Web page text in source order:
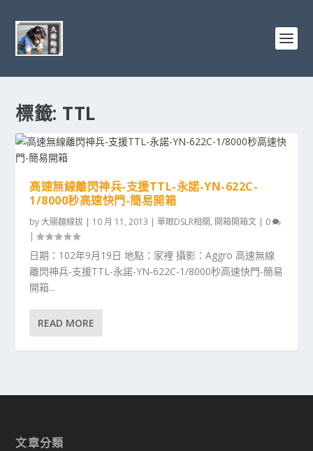
標籤: TTL
高速無線離閃神兵-支援TTL-永諾-YN-622C-
1/8000秒高速快門-簡易開箱
by大腸麵線拔 | 10 月 11, 2013 |單眼DSLR相關, 開箱開箱文 | 0
|
日期：102年9月19日 地點：家裡 攝影：Aggro 高速無線
離閃神兵-支援TTL-永諾-YN-622C-1/8000秒高速快門-簡易
開箱...
READ MORE
文章分類